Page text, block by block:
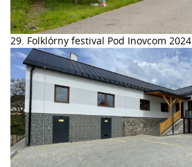
29. Folklórny festival Pod Inovcom 2024